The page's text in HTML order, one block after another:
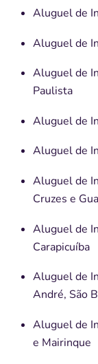
Aluguel de
Aluguel de
Aluguel de
Paulista
Aluguel de
Aluguel de
Aluguel de
Cruzes e
Aluguel de
Carapicuíba
Aluguel de
André, São
Aluguel de
e Mairinque